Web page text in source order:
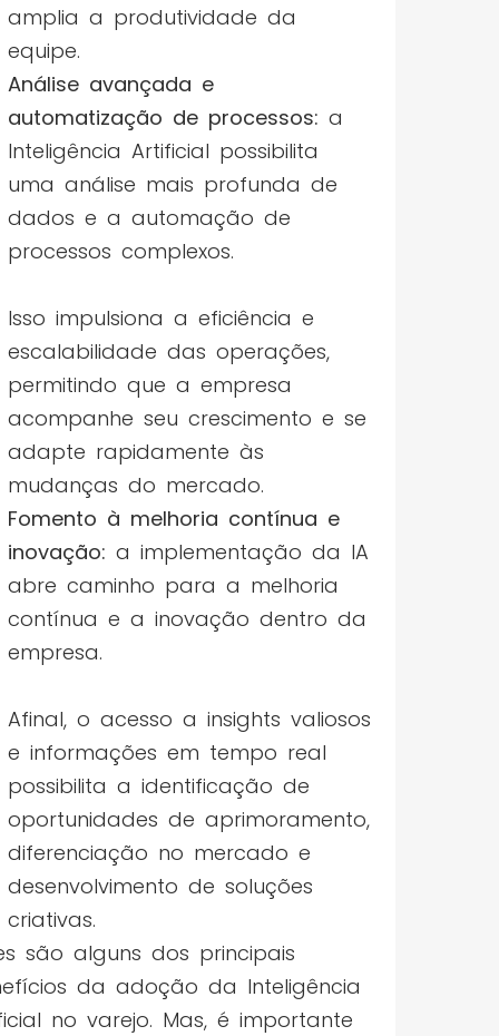
amplia a produtividade da
equipe.
Análise avançada e
automatização de processos: a
Inteligência Artificial possibilita
uma análise mais profunda de
dados e a automação de
processos complexos.
Isso impulsiona a eficiência e
escalabilidade das operações,
permitindo que a empresa
acompanhe seu crescimento e se
adapte rapidamente às
mudanças do mercado.
Fomento à melhoria contínua e
inovação: a implementação da IA
abre caminho para a melhoria
contínua e a inovação dentro da
empresa.
Afinal, o acesso a insights valiosos
e informações em tempo real
possibilita a identificação de
oportunidades de aprimoramento,
diferenciação no mercado e
desenvolvimento de soluções
criativas.
são alguns dos principais
da adoção da Inteligência
no varejo. Mas, é importante